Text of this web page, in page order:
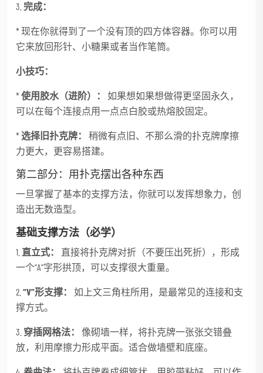
3. 完成：
* 现在你就得到了一个没有顶的四方体容器。你可以用
它来放回形针、小糖果或者当作笔筒。
小技巧：
*使用胶水（进阶）：
如果想如果想做得更坚固永久，
可以在每个连接点用一点点白胶或热熔胶固定。
* 选择旧扑克牌：
稍微有点旧、不那么滑的扑克牌摩擦
力更大，更容易搭建。
第二部分：用扑克摆出各种东西
一旦掌握了基本的支撑方法，你就可以发挥想象力，创
造出无数造型。
基础支撑方法（必学）
1. 直立式：
直接将扑克牌对折（不要压出死折），形成
一个“A”字形拱顶，可以支撑很大重量。
2. “V”形支撑：
如上文三角柱所用，是最常见的连接和支
撑方式。
3. 穿插网格法：
像砌墙一样，将扑克牌一张张交错叠
放，利用摩擦力形成平面。适合做墙壁和底座。